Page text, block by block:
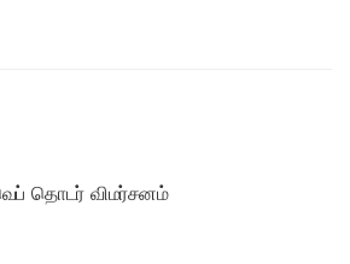
தொடர் விமர்சனம்